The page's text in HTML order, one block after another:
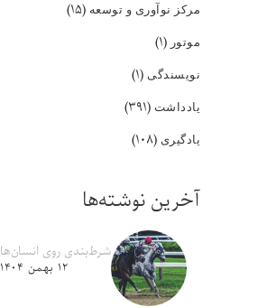
مرکز نوآوری و توسعه (۱۵)
موتور (۱)
نویسندگی (۱)
یادداشت (۳۹۱)
یادگیری (۱۰۸)
آخرین نوشته‌ها
شرط‌بندی روی انسان‌ها
۱۲ بهمن ۱۴۰۴